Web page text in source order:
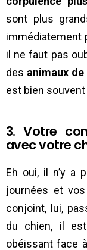
sont plus
immédiatement
il ne faut pas
des animaux
est bien
3. Votre
avec votre
Eh oui, il n’y a
journées et
conjoint, lui,
du chien, il
obéissant face